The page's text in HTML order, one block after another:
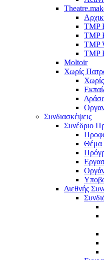
TMP
TMP
TMP
TMP
Moltoir
Χωρίς
Συνδιασκέψεις
Συνέδριο
Θέμα
Διεθνής